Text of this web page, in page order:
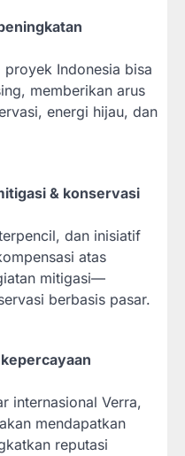
Indonesia bisa
memberikan arus
energi hijau, dan
& konservasi
dan inisiatif
atas
mitigasi—
berbasis pasar.
internasional Verra,
mendapatkan
reputasi